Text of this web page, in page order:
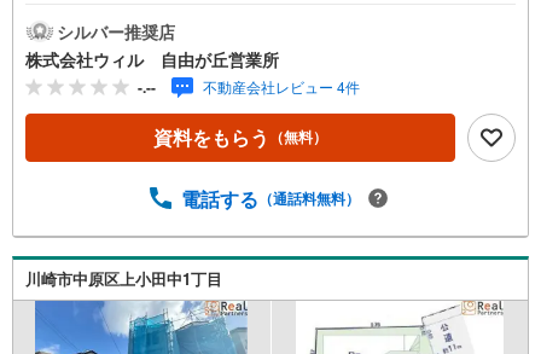
ニーがあり風通しも期待できます◆お料理をしながらリビ
ングが見渡せる対面キッチン採用◆住宅内の空気環境を維
持する24時間換気システム導入◆花粉の季節や雨の日のお
洗濯にも活躍する浴室乾燥機付き◆たっぷりしまえるWIC
を含む、全居室収納付き◆愛車を雨風から守ってくれるビ
ルトインガレージ付き◆「西丸子小学校」まで徒歩約5分！
上記時間はお電話が繋がりやすくなっております。お気軽
ンよりご希望の日時をご記入いただけますとスムーズにご
案内が可能です。～住宅ローン～諸費用込融資や築年数の
古い物件のローンも得意としており、最適な銀行をご提案
します。～リフォーム～理想の間取り、テイストを作り上
げられます！リフォームプランナーの同行も可能です。
シルバー推奨店
株式会社ウィル 自由が丘営業所
-.-- 不動産会社レビュー 4件
資料をもらう （無料）
電話する （通話料無料）
川崎市中原区上小田中1丁目